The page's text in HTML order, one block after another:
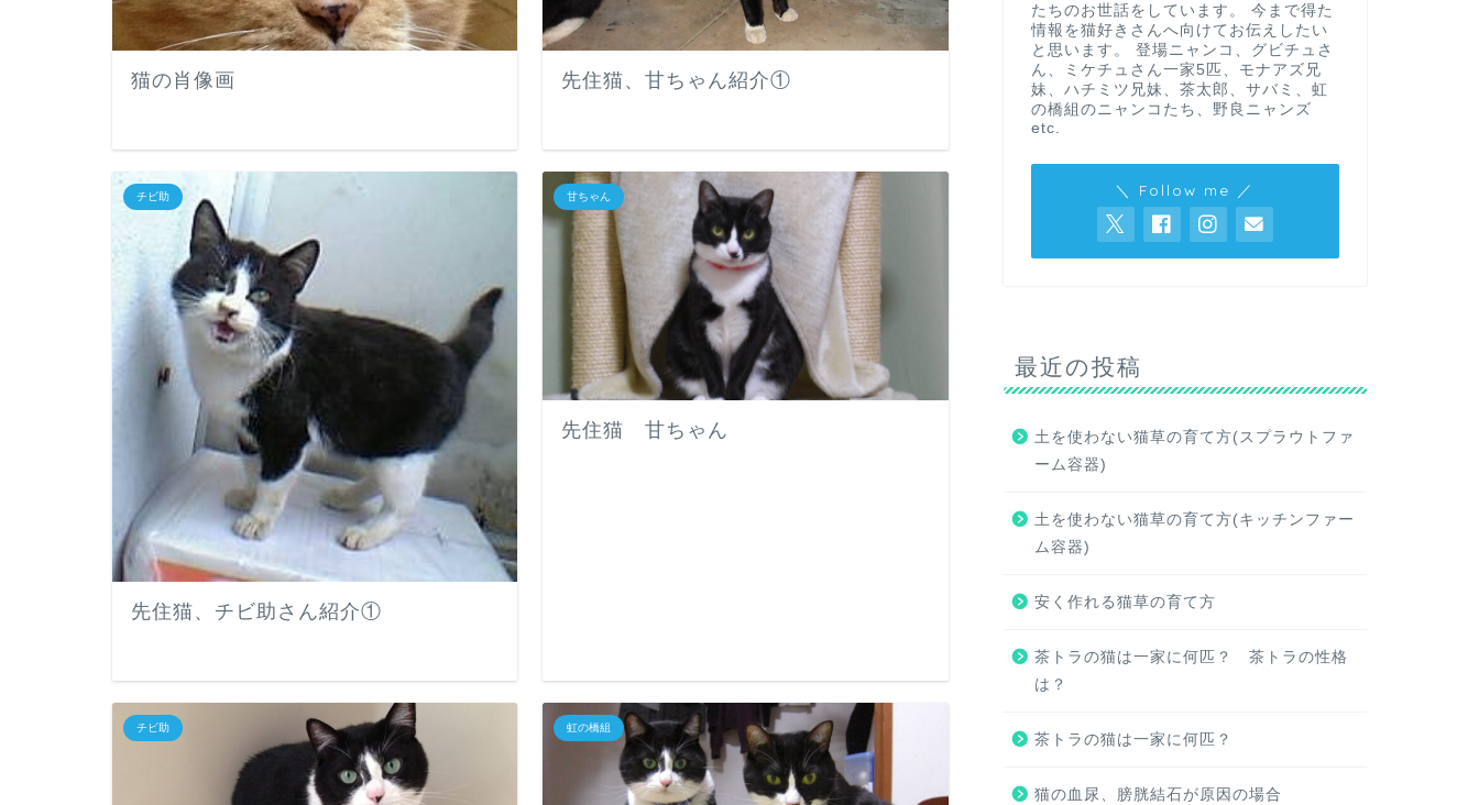
猫の肖像画 先住猫、甘ちゃん紹介①
チビ助
先住猫、チビ助さん紹介①
甘ちゃん
先住猫 甘ちゃん
チビ助 虹の橋組
たちのお世話をしています。 今まで得た
情報を猫好きさんへ向けてお伝えしたい
と思います。 登場ニャンコ、グビチュさ
ん、ミケチュさん一家5匹、モナアズ兄
妹、ハチミツ兄妹、茶太郎、サバミ、虹
の橋組のニャンコたち、野良ニャンズ
etc.
＼ Follow me ／
最近の投稿
土を使わない猫草の育て方(スプラウトファ
ーム容器)
土を使わない猫草の育て方(キッチンファー
ム容器)
安く作れる猫草の育て方
茶トラの猫は一家に何匹？ 茶トラの性格
は？
茶トラの猫は一家に何匹？
猫の血尿、膀胱結石が原因の場合